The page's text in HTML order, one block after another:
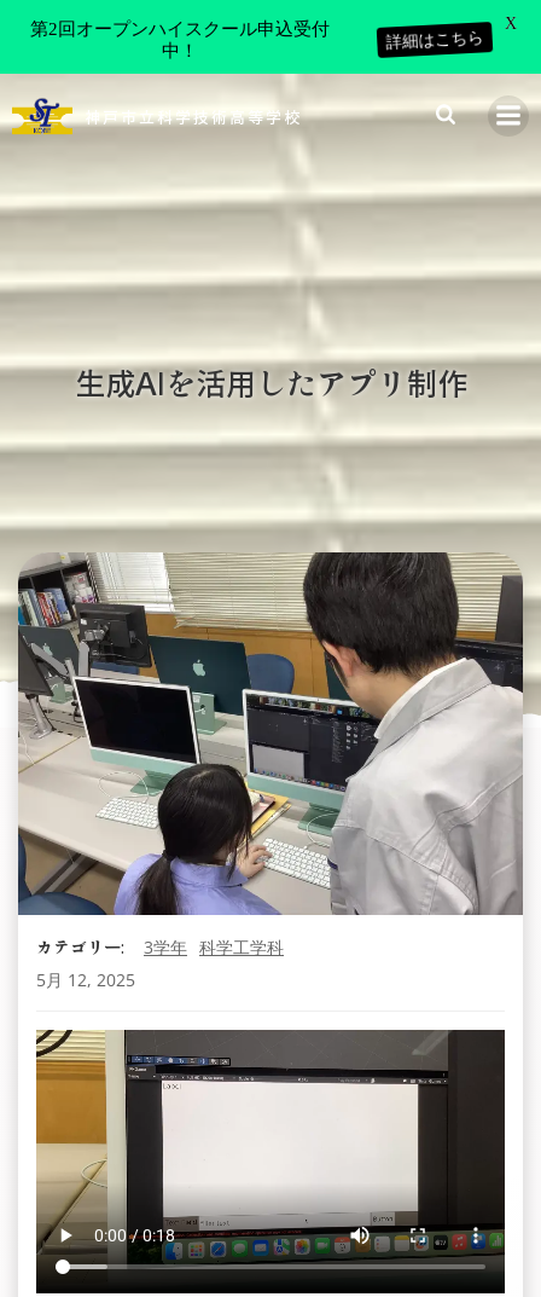
ン
ツ
キ
ッ
神戸市立科学技術高等学校
生成AIを活用したアプリ制作
カテゴリー: 3学年 科学工学科
5月 12, 2025
第2回オープンハイスクール申込受付
中！
詳細はこちら
X